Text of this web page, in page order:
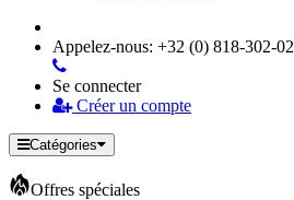
Appelez-nous: +32 (0) 818-302-02
Se connecter
Créer un compte
Catégories
Offres spéciales